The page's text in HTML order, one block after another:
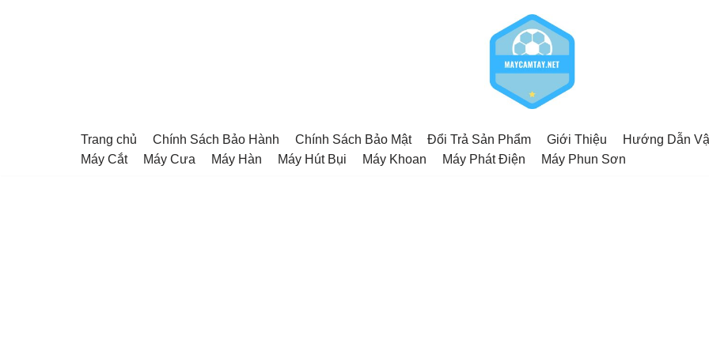
Trang chủ Chính Sách Bảo Hành Chính Sách Bảo Mật Đổi Trả Sản Phẩm Giới Thiệu Hướng Dẫn
Máy Cắt
Máy Cưa Máy Hàn Máy Hút Bụi Máy Khoan Máy Phát Điện Máy Phun Sơn